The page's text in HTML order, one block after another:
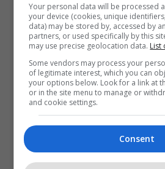
Your personal data will be processed
your device (cookies, unique
data) may be stored by, accessed by
partners, or used specifically by this
may use precise geolocation data. List
Some vendors may process your
of legitimate interest, which you can
your options below. Look for a link at
or in the site menu to manage or
and cookie settings.
Consent